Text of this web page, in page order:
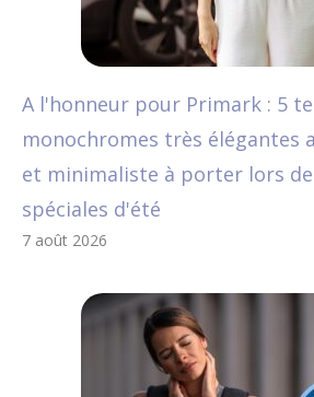
A l'honneur pour Primark : 5
monochromes très élégantes
et minimaliste à porter lors
spéciales d'été
7 août 2026